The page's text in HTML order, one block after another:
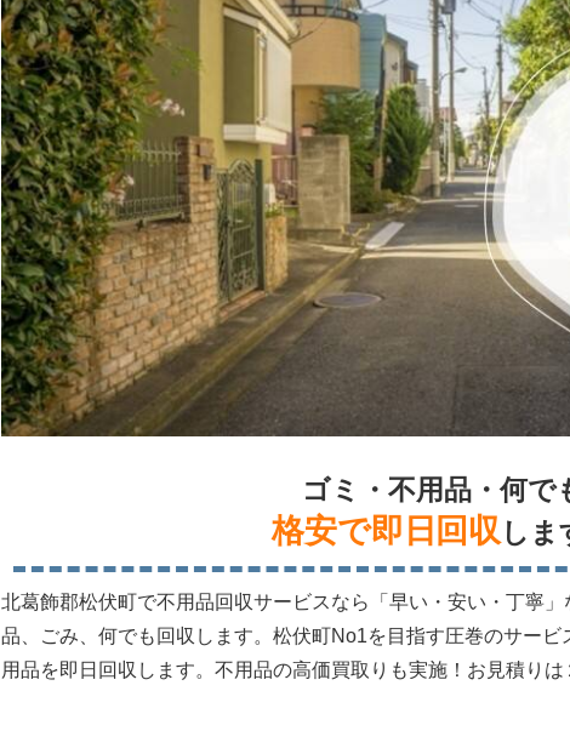
ゴミ・不用品・何で
格安で即日回収 しま
北葛飾郡松伏町で不用品回収サービスなら「早い・安い・丁寧
品、ごみ、何でも回収します。松伏町No1を目指す圧巻のサー
用品を即日回収します。不用品の高価買取りも実施！お見積りは